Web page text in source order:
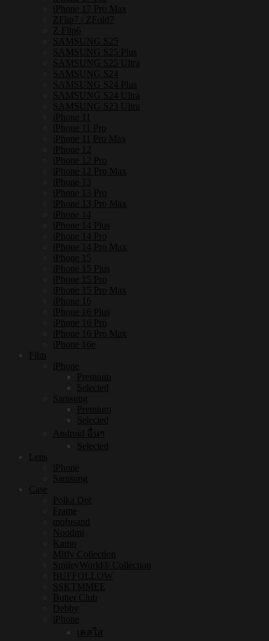
iPhone 17 Pro Max
ZFlip7 / ZFold7
Z Flip6
SAMSUNG S25
SAMSUNG S25 Plus
SAMSUNG S25 Ultra
SAMSUNG S24
SAMSUNG S24 Plus
SAMSUNG S24 Ultra
SAMSUNG S23 Ultra
iPhone 11
iPhone 11 Pro
iPhone 11 Pro Max
iPhone 12
iPhone 12 Pro
iPhone 12 Pro Max
iPhone 13
iPhone 13 Pro
iPhone 13 Pro Max
iPhone 14
iPhone 14 Plus
iPhone 14 Pro
iPhone 14 Pro Max
iPhone 15
iPhone 15 Plus
iPhone 15 Pro
iPhone 15 Pro Max
iPhone 16
iPhone 16 Plus
iPhone 16 Pro
iPhone 16 Pro Max
iPhone 16e
Film
iPhone
Premium
Selected
Samsung
Premium
Selected
Android อื่นๆ
Selected
Lens
iPhone
Samsung
Case
Polka Dot
Frame
mofusand
Noodmi
Kamo
Miffy Collection
SmileyWorld® Collection
BUFFOLLOW
SSKTMMEE
Butter Club
Debby
iPhone
เคสใส